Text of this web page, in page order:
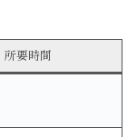
所要時間